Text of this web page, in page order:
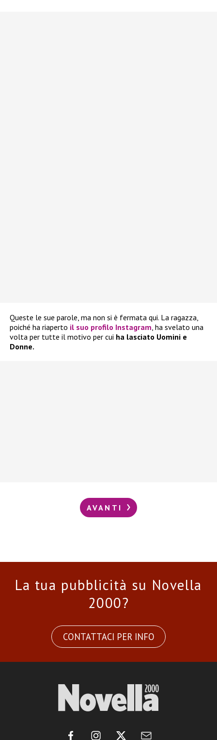
Queste le sue parole, ma non si è fermata qui. La ragazza,
poiché ha riaperto il suo profilo Instagram , ha svelato una
volta per tutte il motivo per cui ha lasciato Uomini e
Donne.
AVANTI
La tua pubblicità su Novella
2000?
CONTATTACI PER INFO